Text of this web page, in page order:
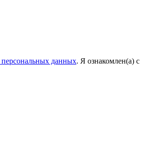
персональных данных. Я ознакомлен(а) с